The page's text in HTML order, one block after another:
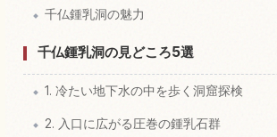
千仏鍾乳洞の魅力
千仏鍾乳洞の見どころ5選
1. 冷たい地下水の中を歩く洞窟探検
2. 入口に広がる圧巻の鍾乳石群